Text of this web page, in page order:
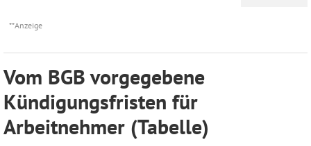
**Anzeige
Vom BGB vorgegebene
Kündigungsfristen für
Arbeitnehmer (Tabelle)